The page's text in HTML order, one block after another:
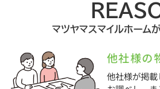
マツヤマスマイルホーム
他社様の
他社様が掲